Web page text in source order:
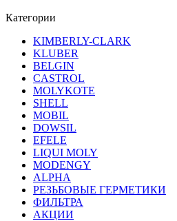
Категории
KIMBERLY-CLARK
KLUBER
BELGIN
CASTROL
MOLYKOTE
SHELL
MOBIL
DOWSIL
EFELE
LIQUI MOLY
MODENGY
ALPHA
РЕЗЬБОВЫЕ ГЕРМЕТИКИ
ФИЛЬТРА
АКЦИИ